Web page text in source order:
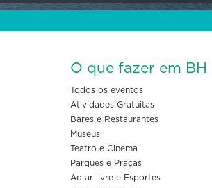
O que fazer em BH
Todos os eventos
Atividades Gratuitas
Bares e Restaurantes
Museus
Teatro e Cinema
Parques e Praças
Ao ar livre e Esportes